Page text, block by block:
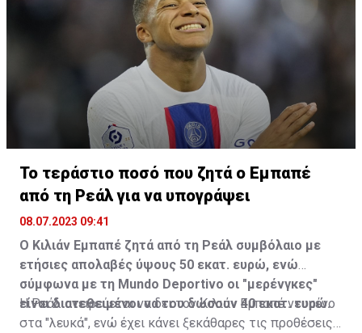
Ανδαλουσίας.
Ο Ισπανός κίπερ έχει χάσει 20 κιλά στη ΜΕΘ, αλλά και
το 30% της μυϊκής του μάζας! Μάλιστα, οι γιατροί
ανέφεραν πως αν η πληγή ήταν μισό εκατοστό πιο
βαθειά, τότε ο Ρίκο θα είχε πεθάνει ακαριαία!
Ο παίκτης της Παρί Σεν Ζερμέν δεν αντιμετωπίζει
νευρολογικά προβλήματα. Αφού βγήκε από το κώμα,
γρήγορα αντιλήφθηκε το περιβάλλον του, άρχισε να
αναπνέει μόνος του και άρχισε να κάνει χειρονομίες.
Όταν βελτιωθεί περισσότερο η κατάσταση της υγείας
του, ο Ρίκο αναμένεται να μεταφερθεί στο νέο σπίτι
που έχει αγοράσει στην Σεβίλλη, με σκοπό να
αναρρώσει εκεί, υπό την παρακολούθηση ιατρικού
επιτελείου.
Το τεράστιο ποσό που ζητά ο Εμπαπέ
από τη Ρεάλ για να υπογράψει
08.07.2023 09:41
Ο Κιλιάν Εμπαπέ ζητά από τη Ρεάλ συμβόλαιο με
ετήσιες απολαβές ύψους 50 εκατ. ευρώ, ενώ
σύμφωνα με τη Mundo Deportivo οι "μερένγκες"
είναι διατεθειμένοι να του δώσουν 40 εκατ. ευρώ.
Η Ρεάλ ονειρεύεται να δει τον Κιλιάν Εμπαπέ ντυμένο
στα "λευκά", ενώ έχει κάνει ξεκάθαρες τις προθέσεις